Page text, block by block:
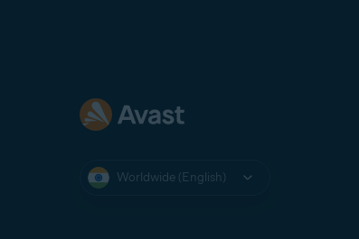
Worldwide (English)